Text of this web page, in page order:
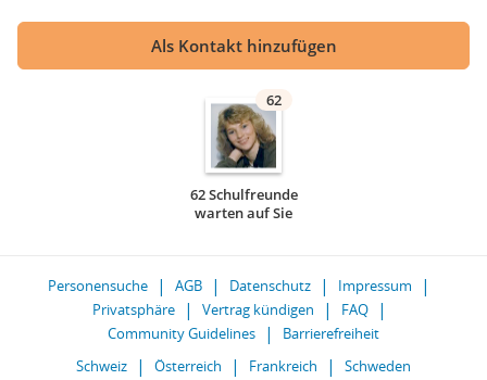
Als Kontakt hinzufügen
62
62 Schulfreunde
warten auf Sie
Personensuche AGB Datenschutz
Impressum
Privatsphäre
Vertrag kündigen
FAQ
Community Guidelines
Barrierefreiheit
Schweiz
Österreich Frankreich Schweden